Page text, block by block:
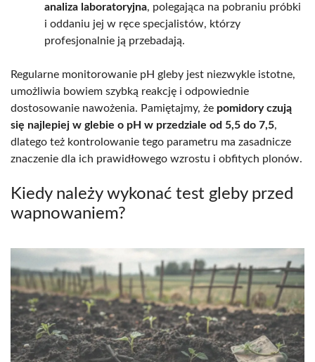
analiza laboratoryjna, polegająca na pobraniu próbki
i oddaniu jej w ręce specjalistów, którzy
profesjonalnie ją przebadają.
Regularne monitorowanie pH gleby jest niezwykle istotne,
umożliwia bowiem szybką reakcję i odpowiednie
dostosowanie nawożenia. Pamiętajmy, że pomidory czują
się najlepiej w glebie o pH w przedziale od 5,5 do 7,5,
dlatego też kontrolowanie tego parametru ma zasadnicze
znaczenie dla ich prawidłowego wzrostu i obfitych plonów.
Kiedy należy wykonać test gleby przed
wapnowaniem?